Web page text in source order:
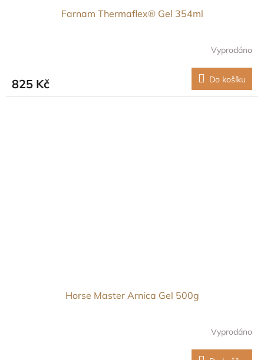
Farnam Thermaflex® Gel 354ml
Vyprodáno
825 Kč Do košíku
Horse Master Arnica Gel 500g
Vyprodáno